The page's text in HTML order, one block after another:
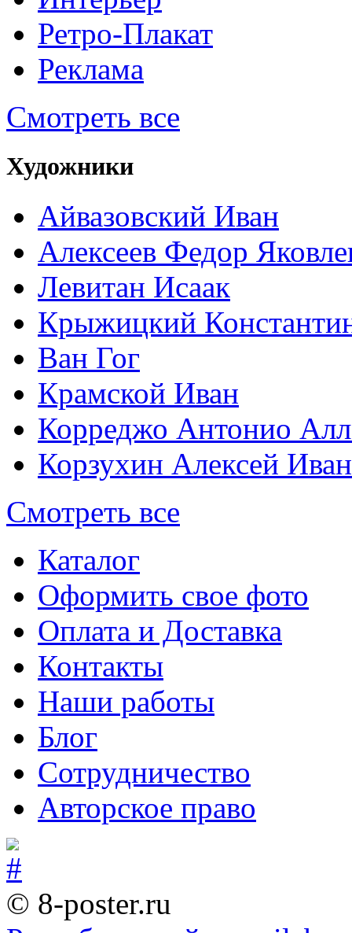
Ретро-Плакат
Реклама
Смотреть все
Художники
Айвазовский Иван
Алексеев Федор
Левитан Исаак
Крыжицкий
Ван Гог
Крамской Иван
Корреджо Антонио
Корзухин Алексей
Смотреть все
Каталог
Оформить свое фото
Оплата и Доставка
Контакты
Наши работы
Блог
Сотрудничество
Авторское право
© 8-poster.ru